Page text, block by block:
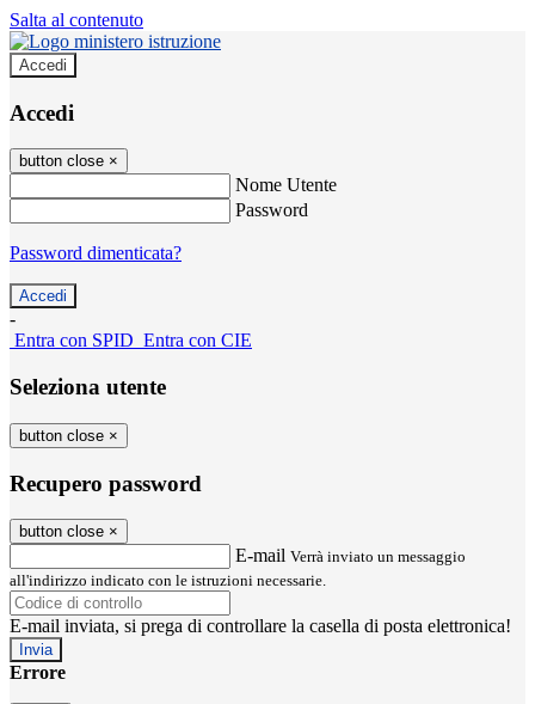
Salta al contenuto
Accedi
Accedi
button close ×
Nome Utente
Password
Password dimenticata?
-
Entra con SPID Entra con CIE
Seleziona utente
button close ×
Recupero password
button close ×
E-mail Verrà inviato un messaggio
all'indirizzo indicato con le istruzioni necessarie.
E-mail inviata, si prega di controllare la casella di posta elettronica!
Errore